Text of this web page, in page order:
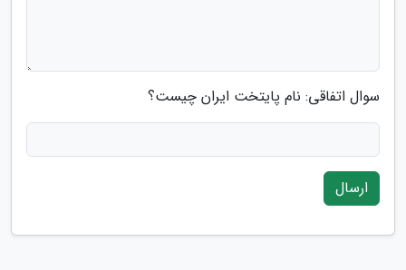
سوال اتفاقی: نام پایتخت ایران چیست؟
ارسال